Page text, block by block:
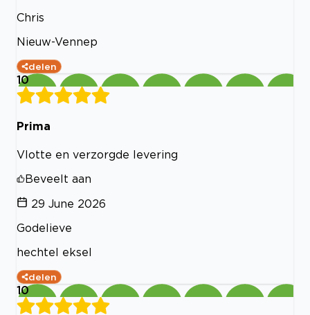
Chris
Nieuw-Vennep
delen
10
Prima
Vlotte en verzorgde levering
Beveelt aan
29 June 2026
Godelieve
hechtel eksel
delen
10